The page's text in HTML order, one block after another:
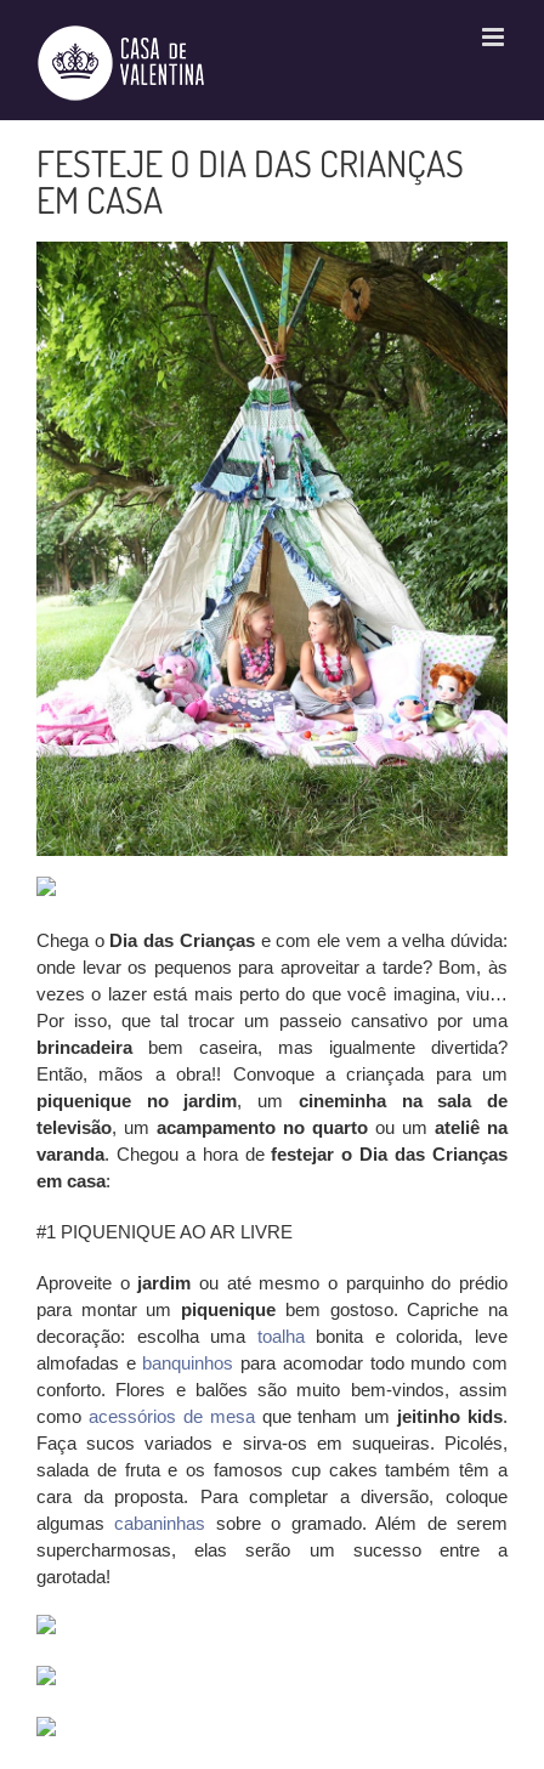
conteúdo
FESTEJE O DIA DAS CRIANÇAS
EM CASA
Chega o Dia das Criançase com ele vem a velha dúvida:
onde levar os pequenos para aproveitar a tarde? Bom, às
vezes o lazer está mais perto do que você imagina, viu…
Por isso, que tal trocar um passeio cansativo por uma
brincadeirabem caseira, mas igualmente divertida?
Então, mãos a obra!! Convoque a criançada para um
piquenique no jardim, um cineminha na sala de
televisão, um acampamento no quarto ou um ateliê na
varanda. Chegou a hora defestejar o Dia das Crianças
em casa:
#1 PIQUENIQUE AO AR LIVRE
Aproveite o jardim ou até mesmo o parquinho do prédio
para montar um piquenique bem gostoso. Capriche na
decoração: escolha uma toalhabonita e colorida, leve
almofadas e banquinhos para acomodar todo mundo com
conforto. Flores e balões são muito bem-vindos, assim
como acessórios de mesaque tenham um jeitinho kids.
Faça sucos variados e sirva-os em suqueiras. Picolés,
salada de fruta e os famosos cup cakes também têm a
cara da proposta. Para completar a diversão, coloque
algumascabaninhas sobre o gramado. Além de serem
supercharmosas, elas serão um sucesso entre a
garotada!